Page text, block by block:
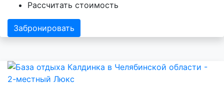
Рассчитать стоимость
Забронировать